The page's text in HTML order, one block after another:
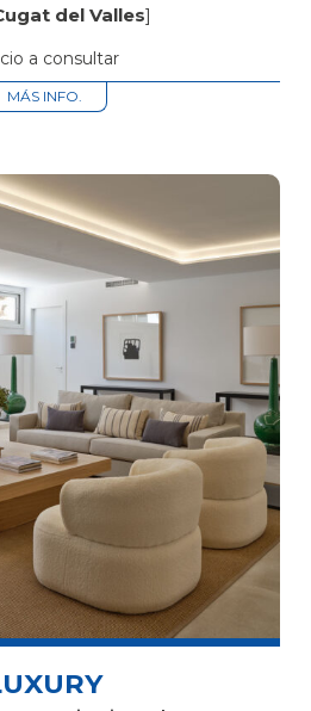
i Taulet...
del Valles]
a consultar
MÁS INFO.